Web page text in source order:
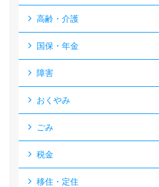
高齢・介護
国保・年金
障害
おくやみ
ごみ
税金
移住・定住